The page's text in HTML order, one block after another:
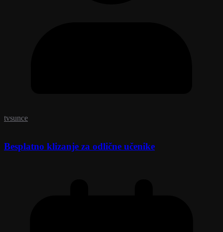
tvsunce
Besplatno klizanje za odlične učenike